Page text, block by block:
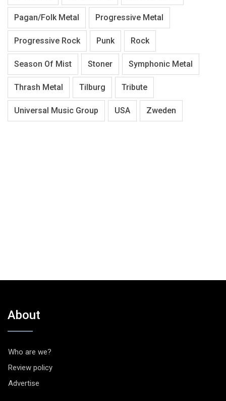
Pagan/Folk Metal Progressive Metal
Progressive Rock Punk Rock
Season Of Mist Stoner Symphonic Metal
Thrash Metal Tilburg Tribute
Universal Music Group USA Zweden
About
Who are we?
Review policy
Advertise